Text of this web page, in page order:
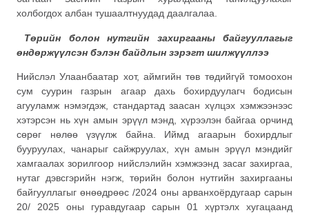
холбогдох албан тушаалтнуудад даалгалаа.
Төрийн болон нутгийн захиргааны байгууллагыг
өндөржүүлсэн бэлэн байдлын зэрэгт шилжүүллээ
Нийслэл Улаанбаатар хот, аймгийн төв төдийгүй томоохон
сум суурин газрын агаар дахь бохирдуулагч бодисын
агууламж нэмэгдэж, стандартад заасан хүлцэх хэмжээнээс
хэтэрсэн нь хүн амын эрүүл мэнд, хүрээлэн байгаа орчинд
сөрөг нөлөө үзүүлж байна. Иймд агаарын бохирдлыг
бууруулах, чанарыг сайжруулах, хүн амын эрүүл мэндийг
хамгаалах зорилгоор нийслэлийн хэмжээнд засаг захиргаа,
нутаг дэвсгэрийн нэгж, төрийн болон нутгийн захиргааны
байгууллагыг өнөөдрөөс /2024 оны арванхоёрдугаар сарын
20/ 2025 оны гуравдугаар сарын 01 хүртэлх хугацаанд